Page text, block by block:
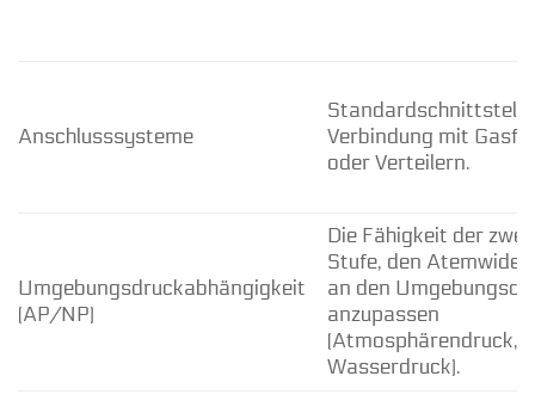
Anschlusssysteme
Verbindung mit
oder Verteilern.
Umgebungsdruckabhängigkeit
(AP/NP)
Die Fähigkeit der
Stufe, den
an den
anzupassen
(Atmosphärendruck,
Wasserdruck).